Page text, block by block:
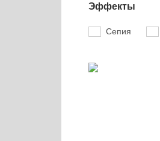
Эффекты
Сепия